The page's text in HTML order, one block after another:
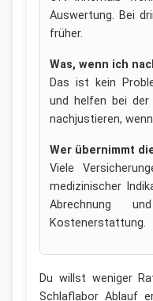
Auswertung. Bei
früher.
Was, wenn ich
Das ist kein
und helfen bei der
nachjustieren,
Wer übernimmt
Viele
medizinischer
Abrechnung
Kostenerstattung.
Du willst weniger
Schlaflabor Ablauf